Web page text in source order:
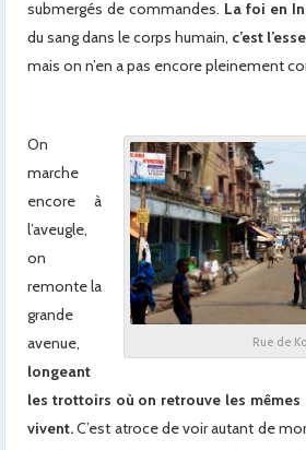
submergés de commandes. La foi en
du sang dans le corps humain, c’est
mais on n’en a pas encore pleinement
Rue de
On
marche
encore à
l’aveugle,
on
remonte la
grande
avenue,
longeant
les trottoirs où on retrouve les mêmes
vivent.C’est atroce de voir autant de